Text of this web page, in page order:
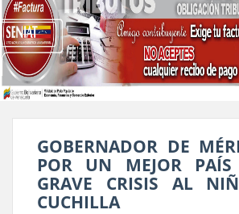
GOBERNADOR DE
POR UN MEJOR
GRAVE CRISIS AL
CUCHILLA